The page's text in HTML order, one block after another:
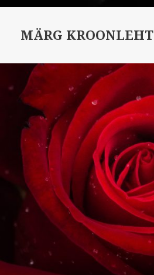
MÄRG KROONLEHT